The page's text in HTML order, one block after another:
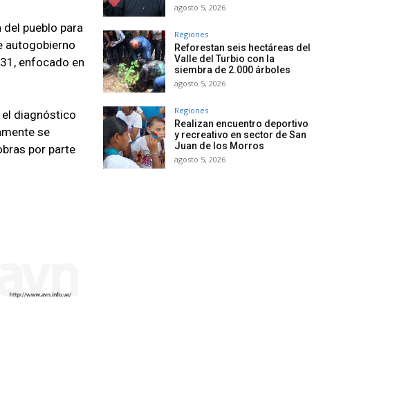
pueblo para
autogobierno
enfocado en
el diagnóstico
se
por parte
agosto 5, 2026
Regiones
Reforestan seis hectáreas del
Valle del Turbio con la
siembra de 2.000 árboles
agosto 5, 2026
Regiones
Realizan encuentro deportivo
y recreativo en sector de San
Juan de los Morros
agosto 5, 2026